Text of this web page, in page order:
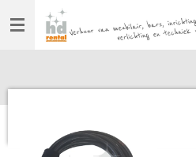
Ga
direct
hoofdinhoud